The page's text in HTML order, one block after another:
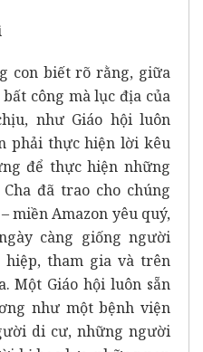
con biết rõ rằng, giữa
công mà lục địa của
như Giáo hội luôn
phải thực hiện lời kêu
để thực hiện những
đã trao cho chúng
– miền Amazon yêu quý,
càng giống người
hiệp, tham gia và trên
Một Giáo hội luôn sẵn
như một bệnh viện
di cư, những người